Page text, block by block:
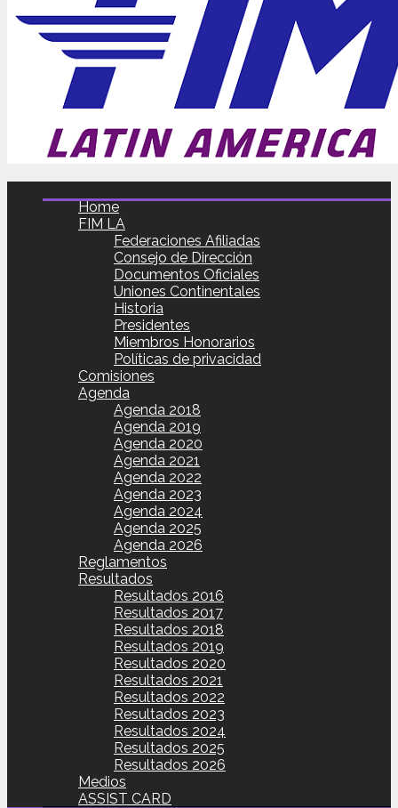
Home
FIM LA
Federaciones Afiliadas
Consejo de Dirección
Documentos Oficiales
Uniones Continentales
Historia
Presidentes
Miembros Honorarios
Políticas de privacidad
Comisiones
Agenda
Agenda 2018
Agenda 2019
Agenda 2020
Agenda 2021
Agenda 2022
Agenda 2023
Agenda 2024
Agenda 2025
Agenda 2026
Reglamentos
Resultados
Resultados 2016
Resultados 2017
Resultados 2018
Resultados 2019
Resultados 2020
Resultados 2021
Resultados 2022
Resultados 2023
Resultados 2024
Resultados 2025
Resultados 2026
Medios
ASSIST CARD